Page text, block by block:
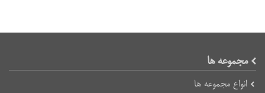
مجموعه ها
انواع مجموعه ها